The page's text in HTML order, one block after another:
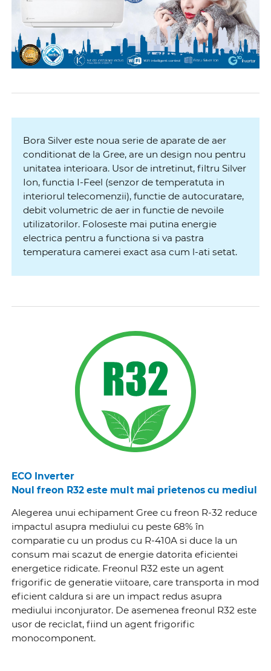
Bora Silver este noua serie de aparate de aer
conditionat de la Gree, are un design nou pentru
unitatea interioara. Usor de intretinut, filtru Silver
Ion, functia I-Feel (senzor de temperatuta in
interiorul telecomenzii), functie de autocuratare,
debit volumetric de aer in functie de nevoile
utilizatorilor. Foloseste mai putina energie
electrica pentru a functiona si va pastra
temperatura camerei exact asa cum l-ati setat.
ECO Inverter
Noul freon R32 este mult mai prietenos cu mediul
Alegerea unui echipament Gree cu freon R-32 reduce
impactul asupra mediului cu peste 68% în
comparatie cu un produs cu R-410A si duce la un
consum mai scazut de energie datorita eficientei
energetice ridicate. Freonul R32 este un agent
frigorific de generatie viitoare, care transporta in mod
eficient caldura si are un impact redus asupra
mediului inconjurator. De asemenea freonul R32 este
usor de reciclat, fiind un agent frigorific
monocomponent.